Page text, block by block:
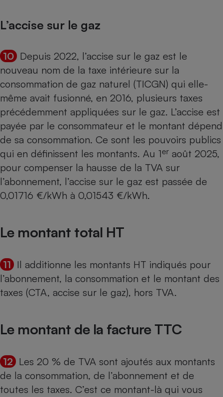
L’accise sur le gaz
10 Depuis 2022, l’accise sur le gaz est le
nouveau nom de la taxe intérieure sur la
consommation de gaz naturel (TICGN) qui elle-
même avait fusionné, en 2016, plusieurs taxes
précédemment appliquées sur le gaz. L’accise est
payée par le consommateur et le montant dépend
de sa consommation. Ce sont les pouvoirs publics
qui en définissent les montants. Au 1er août 2025,
pour compenser la hausse de la TVA sur
l’abonnement, l’accise sur le gaz est passée de
0,01716 €/kWh à 0,01543 €/kWh.
Le montant total HT
11 Il additionne les montants HT indiqués pour
l’abonnement, la consommation et le montant des
taxes (CTA, accise sur le gaz), hors TVA.
Le montant de la facture TTC
12 Les 20 % de TVA sont ajoutés aux montants
de la consommation, de l’abonnement et de
toutes les taxes. C’est ce montant-là qui vous